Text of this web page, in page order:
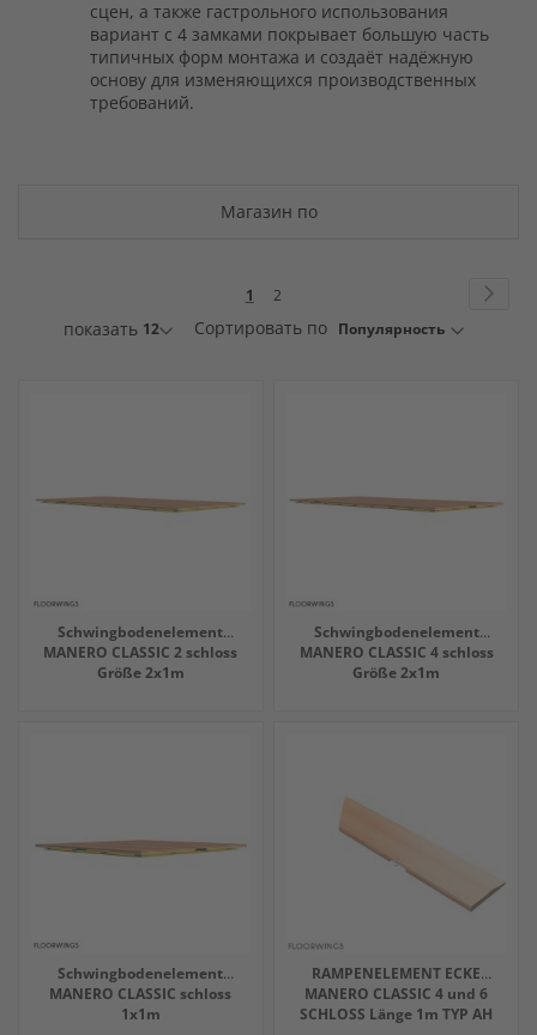
сцен, а также гастрольного использования
вариант с 4 замками покрывает большую часть
типичных форм монтажа и создаёт надёжную
основу для изменяющихся производственных
требований.
Магазин по
Страница
You're
currently
1 Страница
2
показать Сортировать по
Schwingbodenelement
MANERO CLASSIC 2 schloss
Größe 2x1m
Schwingbodenelement
MANERO CLASSIC 4 schloss
Größe 2x1m
Schwingbodenelement
MANERO CLASSIC schloss
1x1m
RAMPENELEMENT ECKE
MANERO CLASSIC 4 und 6
SCHLOSS Länge 1m TYP AH